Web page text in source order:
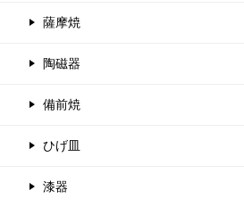
薩摩焼
陶磁器
備前焼
ひげ皿
漆器